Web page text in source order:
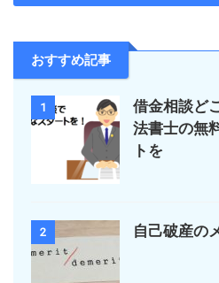
おすすめ記事
1
借金相談ど
法書士の無
トを
2 自己破産の